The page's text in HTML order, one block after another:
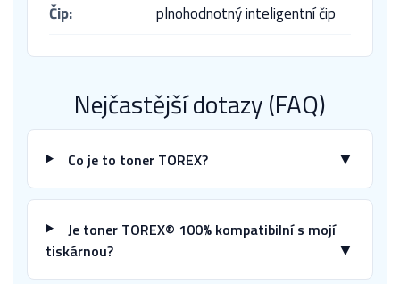
Čip:
plnohodnotný inteligentní čip
Nejčastější dotazy (FAQ)
Co je to toner TOREX? ▼
Je toner TOREX® 100% kompatibilní s mojí
tiskárnou?
▼